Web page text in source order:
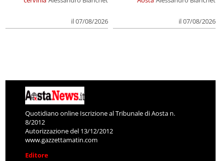
il 07/08/2026 il 07/08/2026
Quotidiano online Iscrizione al Tribunale di Aosta n.
8/2012
Autorizzazione del 13/12/2012
www.gazzettamatin.com
Editore